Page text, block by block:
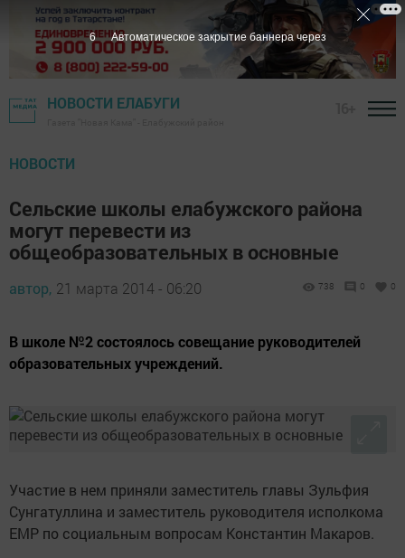
НОВОСТИ ЕЛАБУГИ
НОВОСТИ
Сельские школы елабужского района
могут перевести из
общеобразовательных в основные
автор, 21 марта 2014 - 06:20 738 0 0
В школе №2 состоялось совещание руководителей
образовательных учреждений.
Участие в нем приняли заместитель главы Зульфия
Сунгатуллина и заместитель руководителя исполкома
ЕМР по социальным вопросам Константин Макаров.
5 Автоматическое закрытие баннера через